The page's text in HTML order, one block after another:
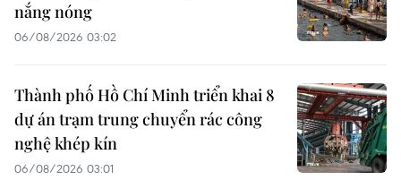
nắng nóng
06/08/2026 03:02
Thành phố Hồ Chí Minh triển khai 8
dự án trạm trung chuyển rác công
nghệ khép kín
06/08/2026 03:01